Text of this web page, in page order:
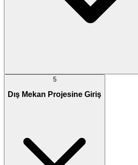
5
Dış Mekan Projesine Giriş